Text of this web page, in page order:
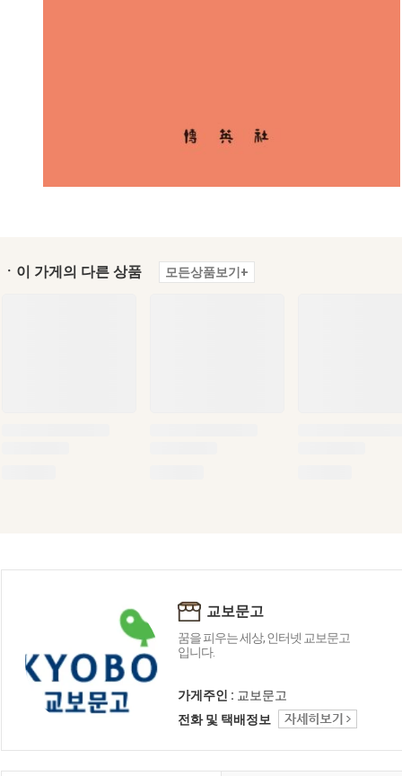
ㆍ이 가게의 다른 상품 모든상품보기+
교보문고
꿈을 피우는 세상, 인터넷 교보문고
입니다.
가게주인 : 교보문고
전화 및 택배정보